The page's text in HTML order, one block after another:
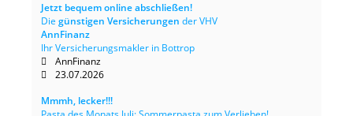
Jetzt bequem online abschließen!
Die günstigen Versicherungen der VHV
AnnFinanz
Ihr Versicherungsmakler in Bottrop
AnnFinanz
23.07.2026
Mmmh, lecker!!!